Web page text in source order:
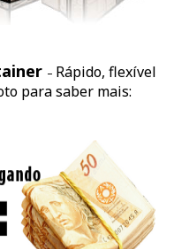
– Rápido, flexível
para saber mais: